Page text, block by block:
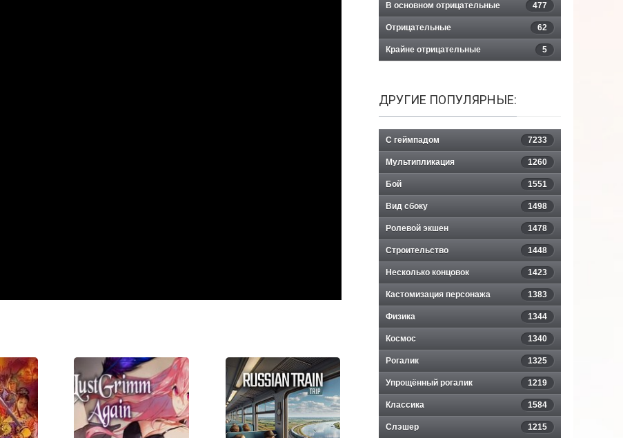
В основном отрицательные 477
Отрицательные 62
Крайне отрицательные 5
ДРУГИЕ ПОПУЛЯРНЫЕ:
С геймпадом 7233
Мультипликация 1260
Бой 1551
Вид сбоку 1498
Ролевой экшен 1478
Строительство 1448
Несколько концовок 1423
Кастомизация персонажа 1383
Физика 1344
Космос 1340
Рогалик 1325
Упрощённый рогалик 1219
Классика 1584
Слэшер 1215